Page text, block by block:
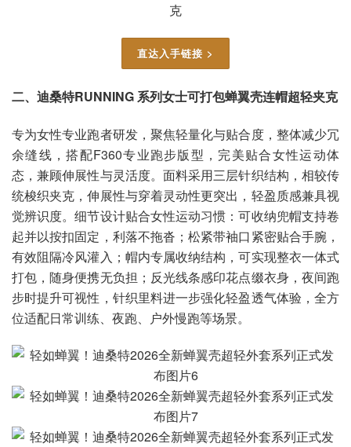
克
直达入手链接 >
二、迪桑特RUNNING 系列女士可打包蝉翼壳连帽超轻夹克
专为女性专业跑者研发，聚焦轻量化与贴合度，整体减少冗
余缝线，搭配F360专业跑步版型，完美贴合女性运动体
态，兼顾伸展性与灵活度。面料采用三层针织结构，相较传
统梭织夹克，伸展性与穿着灵动性更突出，轻盈质感兼具视
觉辨识度。细节设计贴合女性运动习惯：可收纳兜帽支持卷
起并以按扣固定，利落不拖沓；松紧带袖口紧密贴合手腕，
有效阻隔冷风灌入；帽内专属收纳结构，可实现整衣一体式
打包，随身便携无负担；反光线条感印花点缀衣身，夜间跑
步时提升可视性，针织里料进一步强化轻盈透气体验，全方
位适配日常训练、夜跑、户外慢跑等场景。